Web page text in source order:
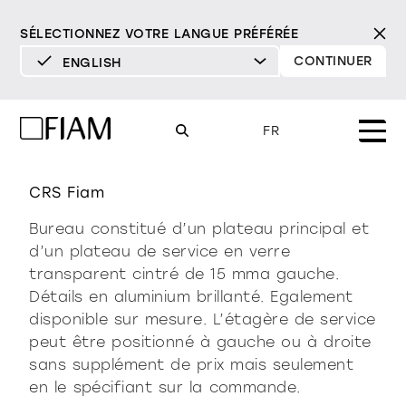
SÉLECTIONNEZ VOTRE LANGUE PRÉFÉRÉE
ENGLISH
ENGLISH
FRANÇAIS
ITALIANO
CONTINUER
FR
Pur
DÉTERMINÉ DOUX
Moderne
DÉTERMINÉ DOUX
Sophistiqué
DÉTERMINÉ DOUX
miroirs
tv miroirs
vitrines et buffets
bibliothèques et
systèmes
Mood
Produits
tous les produits
Matériothèque
Milano Design Week 2026
Miroirs
TV Miroirs
Design
revendeurs
rialto isola
CRS Fiam
Bureau constitué d’un plateau principal et
d’un plateau de service en verre
transparent cintré de 15 mma gauche.
Détails en aluminium brillanté. Egalement
disponible sur mesure. L’étagère de service
peut être positionné à gauche ou à droite
sans supplément de prix mais seulement
en le spécifiant sur la commande.